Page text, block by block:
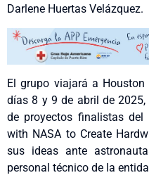
Darlene Huertas Velázquez.
El grupo viajará a
días 8 y 9 de abril de
de proyectos finalistas del
with NASA to Create
sus ideas ante
personal técnico de la